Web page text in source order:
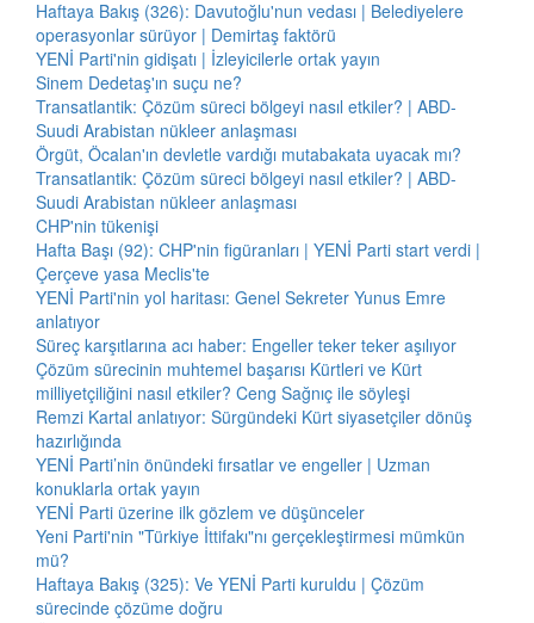
Haftaya Bakış (326): Davutoğlu'nun vedası | Belediyelere
operasyonlar sürüyor | Demirtaş faktörü
YENİ Parti'nin gidişatı | İzleyicilerle ortak yayın
Sinem Dedetaş'ın suçu ne?
Transatlantik: Çözüm süreci bölgeyi nasıl etkiler? | ABD-
Suudi Arabistan nükleer anlaşması
Örgüt, Öcalan'ın devletle vardığı mutabakata uyacak mı?
Transatlantik: Çözüm süreci bölgeyi nasıl etkiler? | ABD-
Suudi Arabistan nükleer anlaşması
CHP'nin tükenişi
Hafta Başı (92): CHP'nin figüranları | YENİ Parti start verdi |
Çerçeve yasa Meclis'te
YENİ Parti'nin yol haritası: Genel Sekreter Yunus Emre
anlatıyor
Süreç karşıtlarına acı haber: Engeller teker teker aşılıyor
Çözüm sürecinin muhtemel başarısı Kürtleri ve Kürt
milliyetçiliğini nasıl etkiler? Ceng Sağnıç ile söyleşi
Remzi Kartal anlatıyor: Sürgündeki Kürt siyasetçiler dönüş
hazırlığında
YENİ Parti’nin önündeki fırsatlar ve engeller | Uzman
konuklarla ortak yayın
YENİ Parti üzerine ilk gözlem ve düşünceler
Yeni Parti'nin "Türkiye İttifakı"nı gerçekleştirmesi mümkün
mü?
Haftaya Bakış (325): Ve YENİ Parti kuruldu | Çözüm
sürecinde çözüme doğru